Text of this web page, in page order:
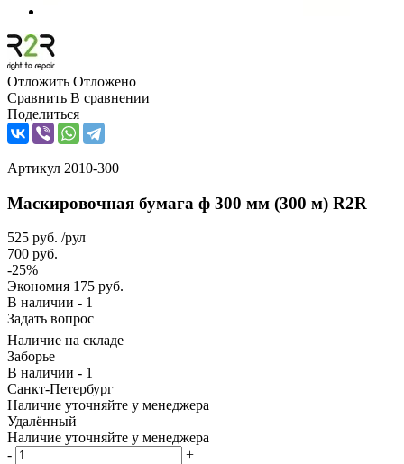
Отложить Отложено
Сравнить В сравнении
Поделиться
Артикул 2010-300
Маскировочная бумага ф 300 мм (300 м) R2R
525 руб. /рул
700 руб.
-25%
Экономия 175 руб.
В наличии - 1
Задать вопрос
Наличие на складе
Заборье
В наличии - 1
Санкт-Петербург
Наличие уточняйте у менеджера
Удалённый
Наличие уточняйте у менеджера
-
+